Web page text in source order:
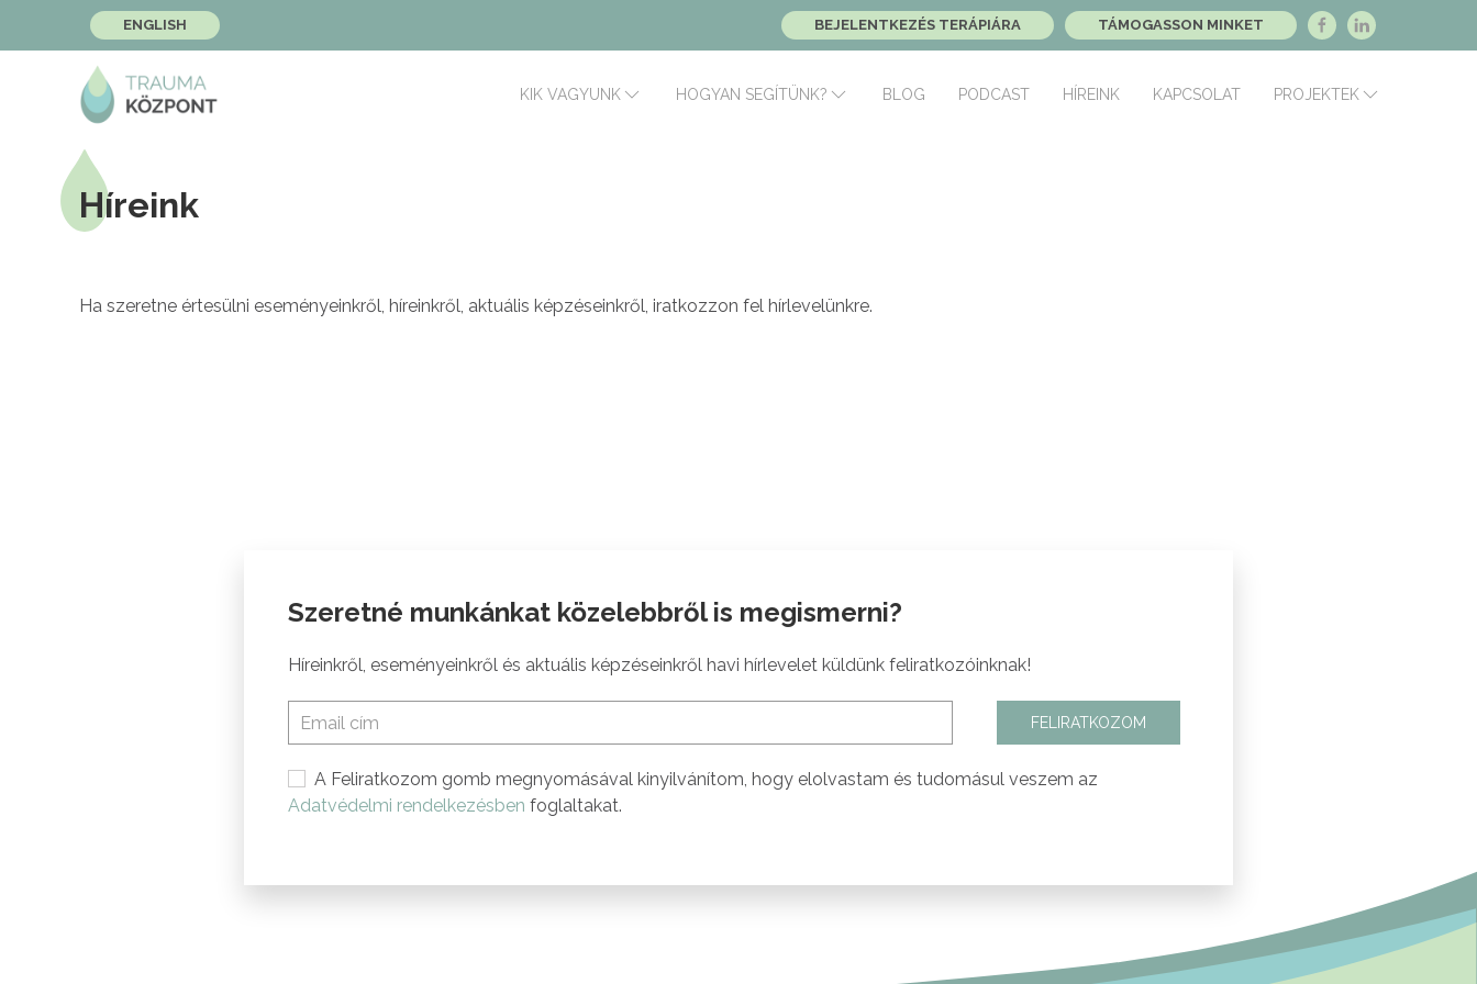
ENGLISH BEJELENTKEZÉS TERÁPIÁRA TÁMOGASSON MINKET
KIK VAGYUNK HOGYAN SEGÍTÜNK? BLOG PODCAST HÍREINK KAPCSOLAT PROJEKTEK
Híreink
Ha szeretne értesülni eseményeinkről, híreinkről, aktuális képzéseinkről, iratkozzon fel hírlevelünkre.
Szeretné munkánkat közelebbről is megismerni?
Híreinkről, eseményeinkről és aktuális képzéseinkről havi hírlevelet küldünk feliratkozóinknak!
FELIRATKOZOM
A Feliratkozom gomb megnyomásával kinyilvánítom, hogy elolvastam és tudomásul veszem az
Adatvédelmi rendelkezésben foglaltakat.